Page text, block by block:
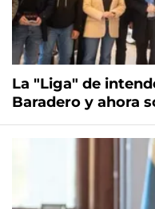
La "Liga" de
Baradero y ahora